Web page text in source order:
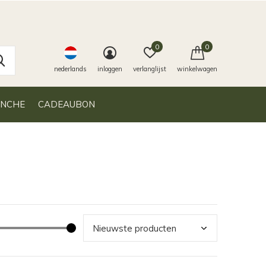
CADEAUBON
nederlands inloggen verlanglijst
0
winkelwagen
0